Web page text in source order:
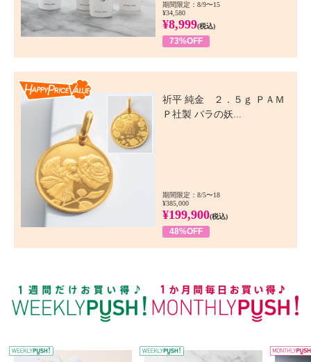
期間限定：8/9〜15
¥34,580
¥8,999(税込)
73%OFF
祈平 純金 ２．５ｇ ＰＡＭ
Ｐ社製 バラの妖...
期間限定：8/5〜18
¥385,000
¥199,900(税込)
48%OFF
WEEKLY PUSH